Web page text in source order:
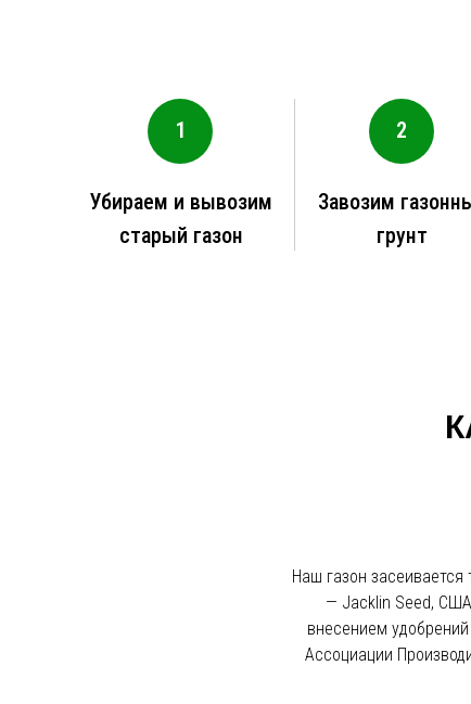
Убираем и вывозим
старый газон
Завозим
грунт
1 2
Наш газон
— Jacklin Seed,
внесением
Ассоциации